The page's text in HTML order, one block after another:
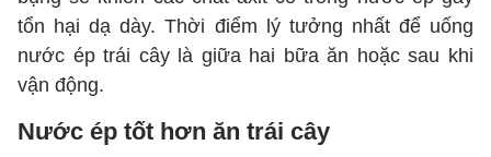
tổn hại dạ dày. Thời điểm lý tưởng nhất để uống
nước ép trái cây là giữa hai bữa ăn hoặc sau khi
vận động.
Nước ép tốt hơn ăn trái cây